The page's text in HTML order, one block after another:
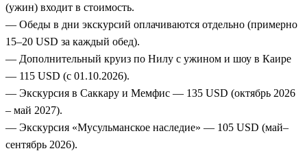
(ужин) входит в стоимость.
— Обеды в дни экскурсий оплачиваются отдельно (примерно
15–20 USD за каждый обед).
— Дополнительный круиз по Нилу с ужином и шоу в Каире
— 115 USD (с 01.10.2026).
— Экскурсия в Саккару и Мемфис — 135 USD (октябрь 2026
– май 2027).
— Экскурсия «Мусульманское наследие» — 105 USD (май–
сентябрь 2026).